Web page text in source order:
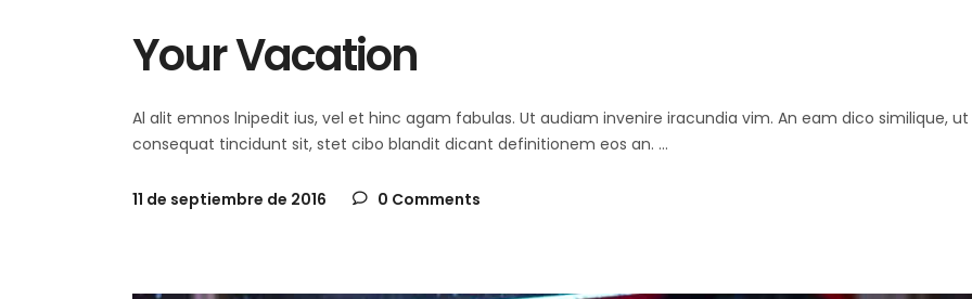
Your Vacation
Al alit emnos lnipedit ius, vel et hinc agam fabulas. Ut audiam invenire iracundia vim. An eam dico similique,
consequat tincidunt sit, stet cibo blandit dicant definitionem eos an.
11 de septiembre de 2016 0 Comments